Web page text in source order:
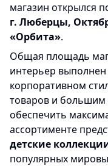
магазин открылся
г. Люберцы,
«Орбита».
Общая площадь
интерьер
корпоративном
товаров и большим
обеспечить
ассортименте
детские
популярных